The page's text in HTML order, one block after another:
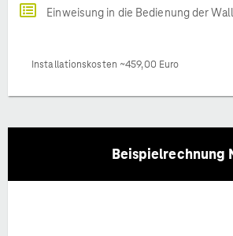
Einweisung in die Bedienung der
Installationskosten ~459,00 Euro
Beispielrechnung